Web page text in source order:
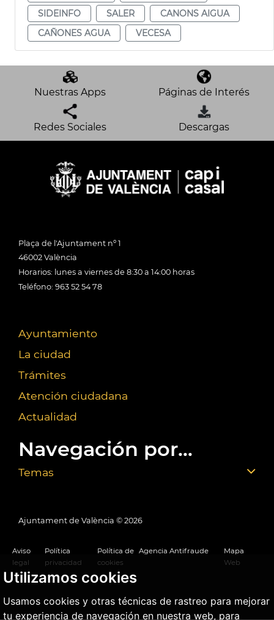
Utilizamos cookies
Usamos cookies y otras técnicas de rastreo para mejorar
tu experiencia de navegación en nuestra web, para
SIDEINFO
SALER
CANONS AIGUA
CAÑONES AGUA
VECESA
Nuestras Apps Páginas de Interés
Redes Sociales Descargas
Plaça de l'Ajuntament nº 1
46002 València
Horarios: lunes a viernes de 8:30 a 14:00 horas
Teléfono: 963 52 54 78
Ayuntamiento
La ciudad
Trámites
Atención ciudadana
Actualidad
Navegación por...
Temas
Ajuntament de València © 2026
Aviso
legal
Política
privacidad
Política de
cookies
Agencia Antifraude
Mapa
Web